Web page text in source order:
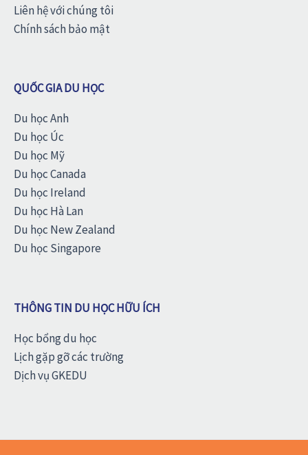
Liên hệ với chúng tôi
Chính sách bảo mật
QUỐC GIA DU HỌC
Du học Anh
Du học Úc
Du học Mỹ
Du học Canada
Du học Ireland
Du học Hà Lan
Du học New Zealand
Du học Singapore
THÔNG TIN DU HỌC HỮU ÍCH
Học bổng du học
Lịch gặp gỡ các trường
Dịch vụ GKEDU